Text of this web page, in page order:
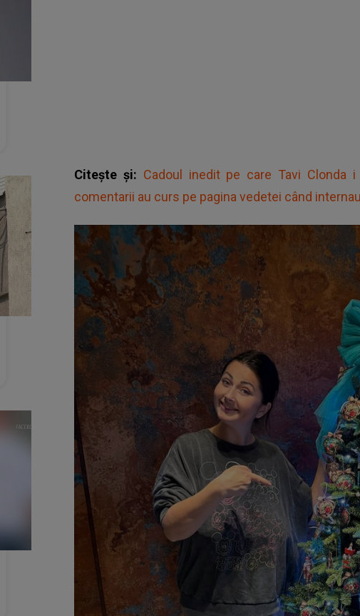
Citește și: Cadoul inedit pe care Tavi Clonda
comentarii au curs pe pagina vedetei când